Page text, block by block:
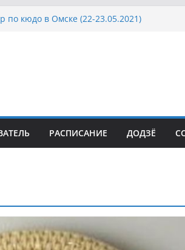
по кюдо в Омске (22-23.05.2021)
РАСПИСАНИЕ ДОДЗЁ